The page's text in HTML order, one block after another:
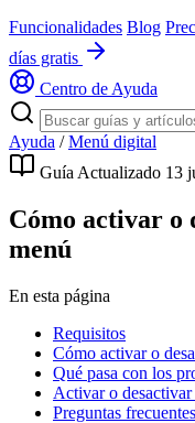
Funcionalidades Blog
días gratis
Centro de Ayuda
Ayuda / Menú digital
Guía Actualizado 13
Cómo activar o
menú
En esta página
Requisitos
Cómo activar o
Qué pasa con los
Activar o
Preguntas frecuentes